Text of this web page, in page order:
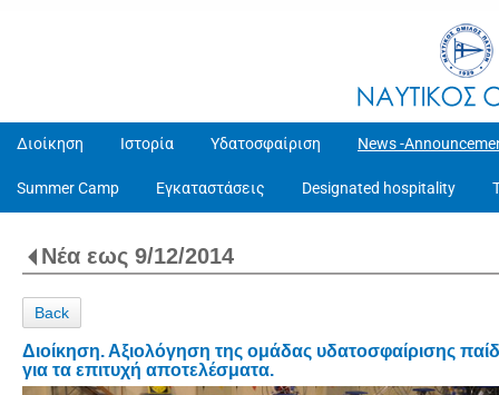
Διοίκηση Ιστορία Υδατοσφαίριση News -
Summer Camp Εγκαταστάσεις Designated hospitality
Νέα εως 9/12/2014
Back
Διοίκηση. Αξιολόγηση της ομάδας υδατοσφαίρισης
για τα επιτυχή αποτελέσματα.